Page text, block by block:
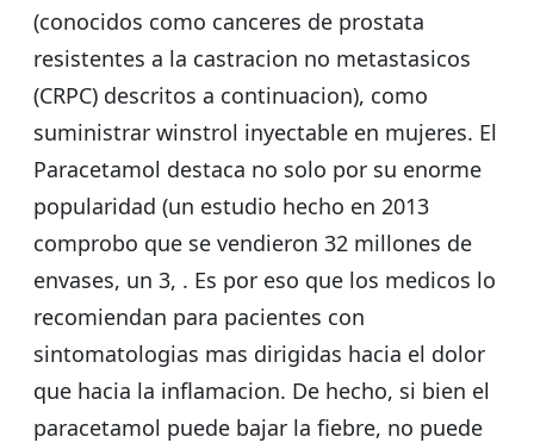
(conocidos como canceres de prostata
resistentes a la castracion no metastasicos
(CRPC) descritos a continuacion), como
suministrar winstrol inyectable en mujeres. El
Paracetamol destaca no solo por su enorme
popularidad (un estudio hecho en 2013
comprobo que se vendieron 32 millones de
envases, un 3, . Es por eso que los medicos lo
recomiendan para pacientes con
sintomatologias mas dirigidas hacia el dolor
que hacia la inflamacion. De hecho, si bien el
paracetamol puede bajar la fiebre, no puede